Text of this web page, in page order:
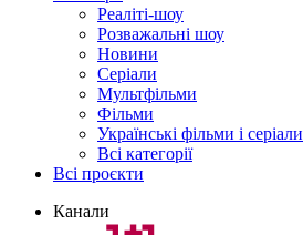
Реаліті-шоу
Розважальні шоу
Новини
Серіали
Мультфільми
Фільми
Українські фільми і серіали
Всі категорії
Всі проєкти
Канали